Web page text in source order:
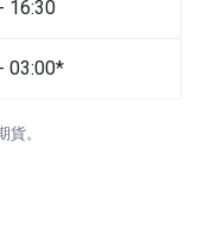
16:30
03:00*
。